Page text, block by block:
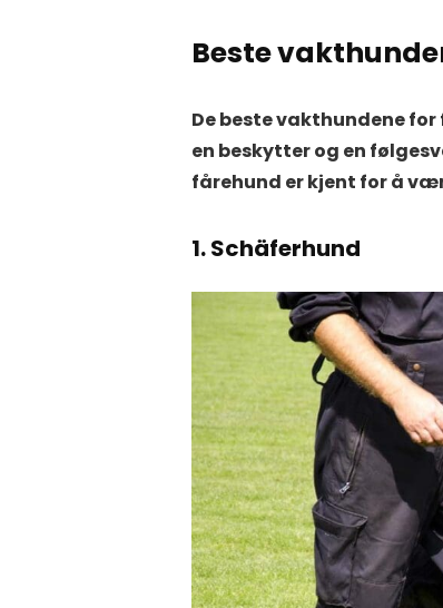
Beste
De beste vakthundene
en beskytter og en
fårehund er kjent for å
1. Schäferhund